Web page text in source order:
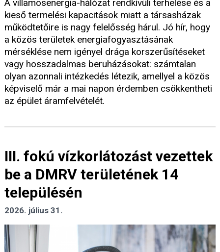
A villamosenergia-hálózat rendkívüli terhelése és a
kieső termelési kapacitások miatt a társasházak
működtetőire is nagy felelősség hárul. Jó hír, hogy
a közös területek energiafogyasztásának
mérséklése nem igényel drága korszerűsítéseket
vagy hosszadalmas beruházásokat: számtalan
olyan azonnali intézkedés létezik, amellyel a közös
képviselő már a mai napon érdemben csökkentheti
az épület áramfelvételét.
III. fokú vízkorlátozást vezettek
be a DMRV területének 14
településén
2026. július 31.